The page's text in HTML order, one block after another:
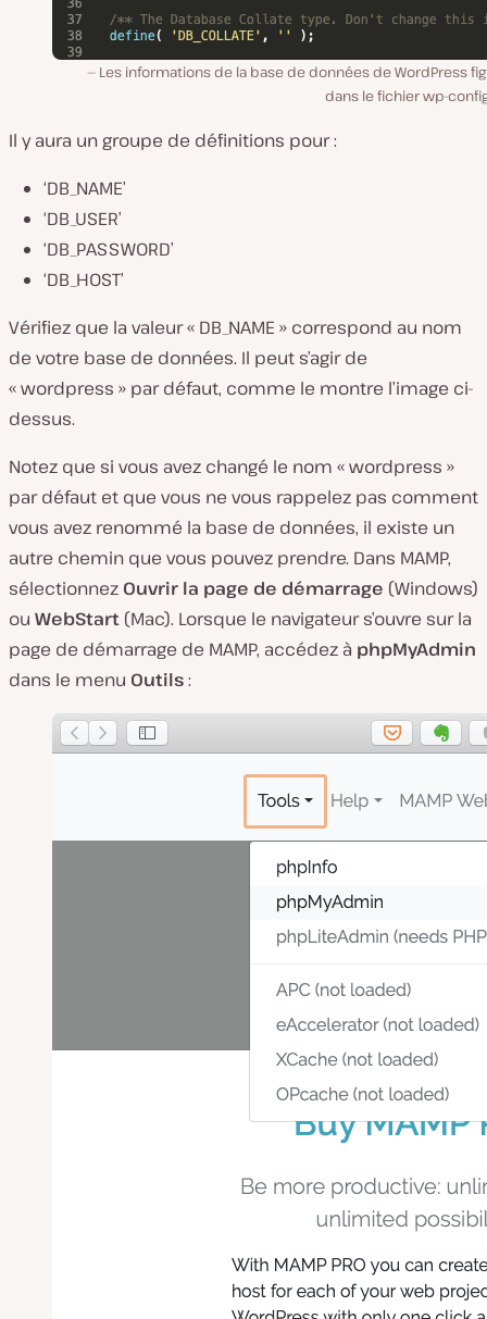
Les informations de la base de données de WordPress
dans le fichier wp-
Il y aura un groupe de définitions pour :
‘DB_NAME’
‘DB_USER’
‘DB_PASSWORD’
‘DB_HOST’
Vérifiez que la valeur « DB_NAME » correspond au nom
de votre base de données. Il peut s’agir de
« wordpress » par défaut, comme le montre l’image ci-
dessus.
Notez que si vous avez changé le nom « wordpress »
par défaut et que vous ne vous rappelez pas comment
vous avez renommé la base de données, il existe un
autre chemin que vous pouvez prendre. Dans MAMP,
sélectionnez Ouvrir la page de démarrage (Windows)
ou WebStart (Mac). Lorsque le navigateur s’ouvre sur la
page de démarrage de MAMP, accédez à phpMyAdmin
dans le menu Outils: